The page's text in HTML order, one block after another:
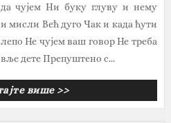
чујем Ни буку глуву и нему
мисли Већ дуго Чак и када ћути
Не чујем ваш говор Не треба
дете Препуштено с...
више >>